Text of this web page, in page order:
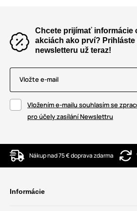
Chcete prijímať informácie
akciách ako prví? Prihláste
newsletteru už teraz!
Vložte e-mail
Vložením e-mailu souhlasím se
pro účely zasílání Newslettru
Nákup nad 75 € doprava zdarma
Informácie